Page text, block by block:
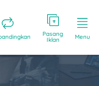
Pasang
Iklan Menu